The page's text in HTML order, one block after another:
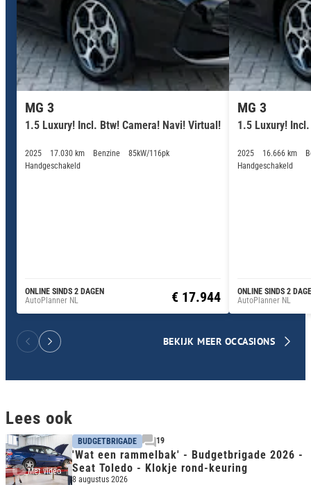
MG 3
1.5 Luxury! Incl. Btw! Camera! Navi! Virtual!
2025 17.030 km Benzine
85kW/116pk
Handgeschakeld
ONLINE SINDS 2 DAGEN
AutoPlanner NL
€ 17.944
MG 3
1.5 Luxury!
2025 16.666 km
Handgeschakeld
ONLINE SINDS 2
AutoPlanner NL
BEKIJK MEER OCCASIONS
Lees ook
Met video
BUDGETBRIGADE 19
'Wat een rammelbak' - Budgetbrigade 2026 -
Seat Toledo - Klokje rond-keuring
8 augustus 2026